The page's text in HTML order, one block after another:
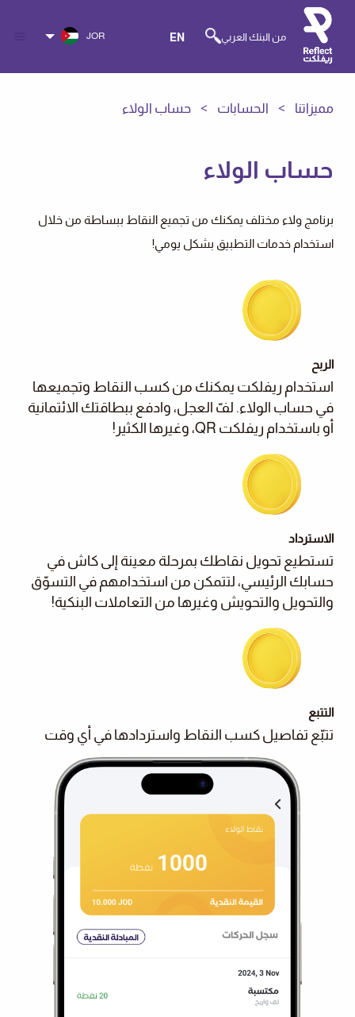
من البنك العربي EN
JOR
مميزاتنا الحسابات حساب الولاء
حساب الولاء
برنامج ولاء مختلف يمكنك من تجميع النقاط ببساطة من خلال
استخدام خدمات التطبيق بشكل يومي!
الربح
استخدام ريفلكت يمكنك من كسب النقاط وتجميعها
في حساب الولاء. لفّ العجل، وادفع ببطاقتك الائتمانية
أو باستخدام ريفلكت QR، وغيرها الكثير!
الاسترداد
تستطيع تحويل نقاطك بمرحلة معينة إلى كاش في
حسابك الرئيسي، لتتمكن من استخدامهم في التسوّق
والتحويل والتحويش وغيرها من التعاملات البنكية!
التتبع
تتبّع تفاصيل كسب النقاط واستردادها في أي وقت